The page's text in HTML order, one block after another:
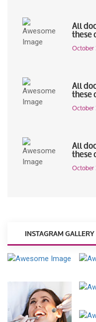
All
these
October
All
these
October
All
these
October
INSTAGRAM GALLERY